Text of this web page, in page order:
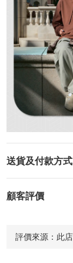
送貨及付款方式
顧客評價